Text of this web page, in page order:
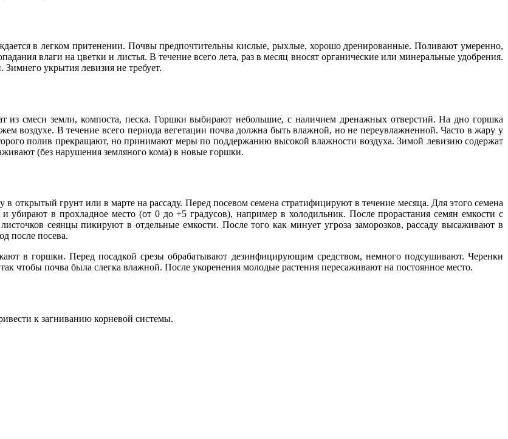
в легком притенении. Почвы предпочтительны кислые, рыхлые, хорошо дренированные. Поливают умеренно,
влаги на цветки и листья. В течение всего лета, раз в месяц вносят органические или минеральные удобрения.
Зимнего укрытия левизия не требует.
из смеси земли, компоста, песка. Горшки выбирают небольшие, с наличием дренажных отверстий. На дно горшка
воздухе. В течение всего периода вегетации почва должна быть влажной, но не переувлажненной. Часто в жару у
полив прекращают, но принимают меры по поддержанию высокой влажности воздуха. Зимой левизию содержат
(без нарушения земляного кома) в новые горшки.
открытый грунт или в марте на рассаду. Перед посевом семена стратифицируют в течение месяца. Для этого семена
в прохладное место (от 0 до +5 градусов), например в холодильник. После прорастания семян емкости с
сеянцы пикируют в отдельные емкости. После того как минует угроза заморозков, рассаду высаживают в
после посева.
в горшки. Перед посадкой срезы обрабатывают дезинфицирующим средством, немного подсушивают. Черенки
чтобы почва была слегка влажной. После укоренения молодые растения пересаживают на постоянное место.
к загниванию корневой системы.